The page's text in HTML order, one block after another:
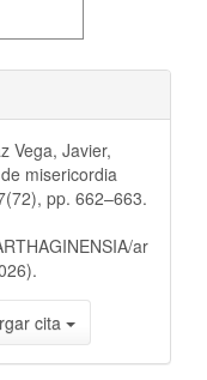
Vega, Javier,
misericordia
pp. 662–663.
ar
cita